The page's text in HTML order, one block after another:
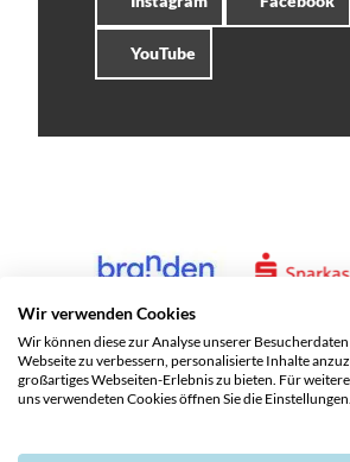
YouTube
Wir verwenden Cookies
Wir können diese zur Analyse unserer
Webseite zu verbessern, personalisierte Inhalte
großartiges Webseiten-Erlebnis zu bieten. Für
uns verwendeten Cookies öffnen Sie die Einstellungen.